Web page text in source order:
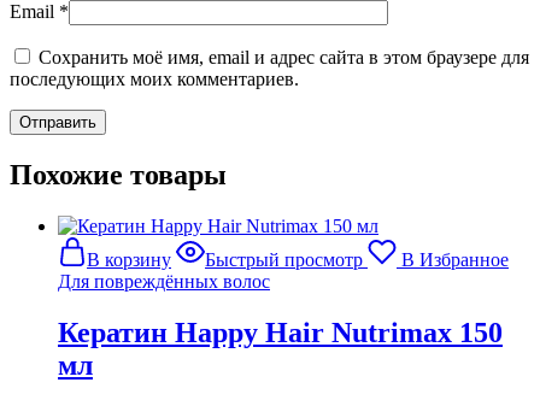
Email *
Сохранить моё имя, email и адрес сайта в этом браузере для
последующих моих комментариев.
Похожие товары
В корзину Быстрый просмотр
В Избранное
Для повреждённых волос
Кератин Happy Hair Nutrimax 150
мл